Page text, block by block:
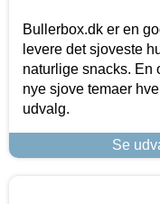
Bullerbox.dk er en
levere det sjoveste
naturlige snacks. En
nye sjove temaer
udvalg.
Se